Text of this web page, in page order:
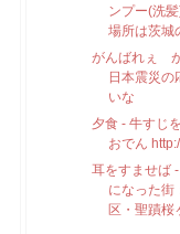
ンプー(洗髪
場所は茨城
がんばれぇ
日本震災の
いな
夕食 - 牛すじ
おでん
耳をすませば
になった街
区・聖蹟桜